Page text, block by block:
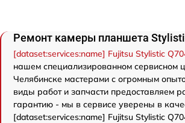
Ремонт камеры планшета
[dataset:services:name] Fujitsu Stylistic
нашем специализированном сервисном
Челябинске мастерами с огромным
виды работ и запчасти предоставляем
гарантию - мы в сервисе уверены в
[dataset:services:name] Fujitsu Stylistic